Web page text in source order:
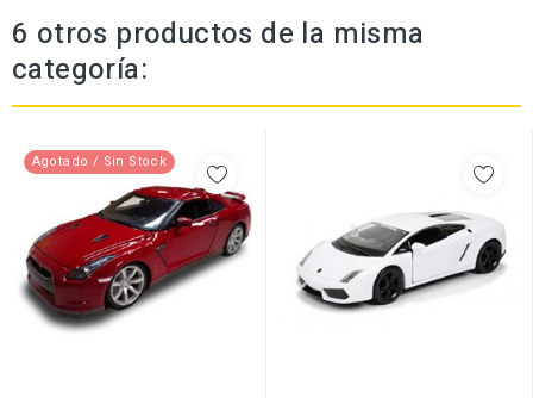
6 otros productos de la misma
categoría:
Agotado / Sin Stock